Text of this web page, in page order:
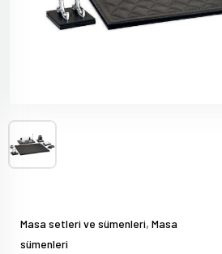
Masa setleri ve sümenleri, Masa
sümenleri